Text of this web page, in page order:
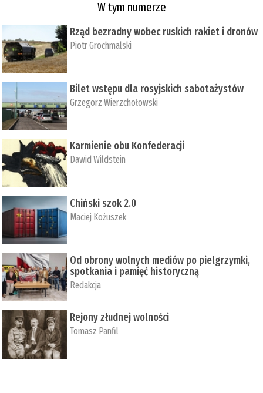
W tym numerze
Rząd bezradny wobec ruskich rakiet i dronów
Piotr Grochmalski
Bilet wstępu dla rosyjskich sabotażystów
Grzegorz Wierzchołowski
Karmienie obu Konfederacji
Dawid Wildstein
Chiński szok 2.0
Maciej Kożuszek
Od obrony wolnych mediów po pielgrzymki,
spotkania i pamięć historyczną
Redakcja
Rejony złudnej wolności
Tomasz Panfil